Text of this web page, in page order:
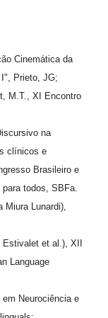
Cinemática da
Prieto, JG;
M.T., XI Encontro
na
clínicos e
Brasileiro e
todos, SBFa.
Miura Lunardi),
et al.), XII
Language
Neurociência e